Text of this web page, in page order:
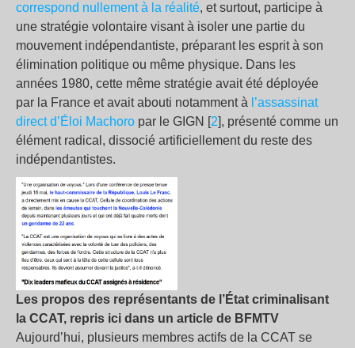
correspond nullement à la réalité, et surtout, participe à
une stratégie volontaire visant à isoler une partie du
mouvement indépendantiste, préparant les esprit à son
élimination politique ou même physique. Dans les
années 1980, cette même stratégie avait été déployée
par la France et avait abouti notamment à l’assassinat
direct d’Éloi Machoro par le GIGN [2], présenté comme un
élément radical, dissocié artificiellement du reste des
indépendantistes.
Les propos des représentants de l’État criminalisant
la CCAT, repris ici dans un article de BFMTV
Aujourd’hui, plusieurs membres actifs de la CCAT se